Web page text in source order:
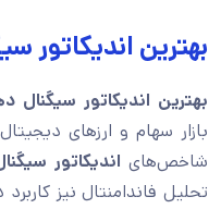
بهترین اندیکاتور
بهترین اندیکاتور سیگنال
بازار سهام و ارزهای
شاخص‌های اندیکاتور
تحلیل فاندامنتال نیز کاربرد